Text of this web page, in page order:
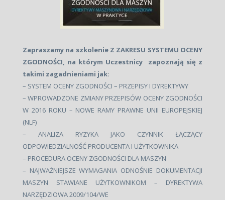
Zapraszamy na szkolenie Z ZAKRESU SYSTEMU OCENY
ZGODNOŚCI, na którym Uczestnicy zapoznają się z
takimi zagadnieniami jak:
– SYSTEM OCENY ZGODNOŚCI – PRZEPISY I DYREKTYWY
– WPROWADZONE ZMIANY PRZEPISÓW OCENY ZGODNOŚCI
W 2016 ROKU – NOWE RAMY PRAWNE UNII EUROPEJSKIEJ
(NLF)
– ANALIZA RYZYKA JAKO CZYNNIK ŁĄCZĄCY
ODPOWIEDZIALNOŚĆ PRODUCENTA I UŻYTKOWNIKA
– PROCEDURA OCENY ZGODNOŚCI DLA MASZYN
– NAJWAŻNIEJSZE WYMAGANIA ODNOŚNIE DOKUMENTACJI
MASZYN STAWIANE UŻYTKOWNIKOM – DYREKTYWA
NARZĘDZIOWA 2009/104/WE